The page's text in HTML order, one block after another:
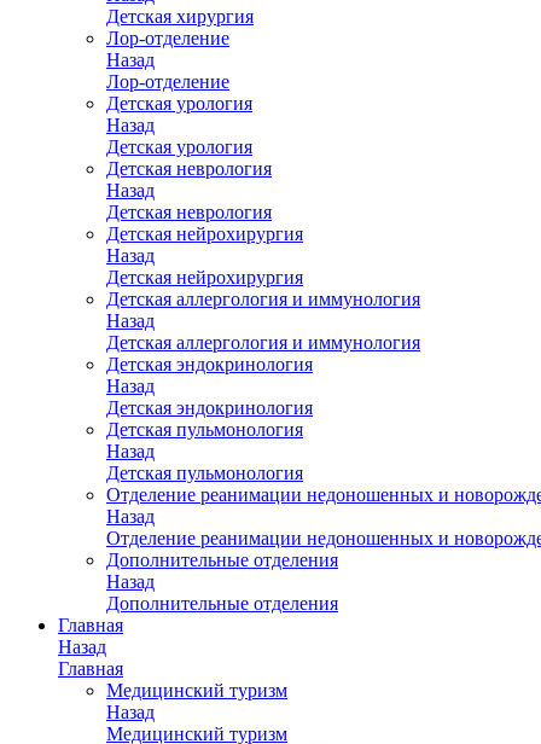
Детская хирургия
Лор-отделение
Назад
Лор-отделение
Детская урология
Назад
Детская урология
Детская неврология
Назад
Детская неврология
Детская нейрохирургия
Назад
Детская нейрохирургия
Детская аллергология и иммунология
Назад
Детская аллергология и иммунология
Детская эндокринология
Назад
Детская эндокринология
Детская пульмонология
Назад
Детская пульмонология
Отделение реанимации недоношенных и
Назад
Отделение реанимации недоношенных и
Дополнительные отделения
Назад
Дополнительные отделения
Главная
Назад
Главная
Медицинский туризм
Назад
Медицинский туризм